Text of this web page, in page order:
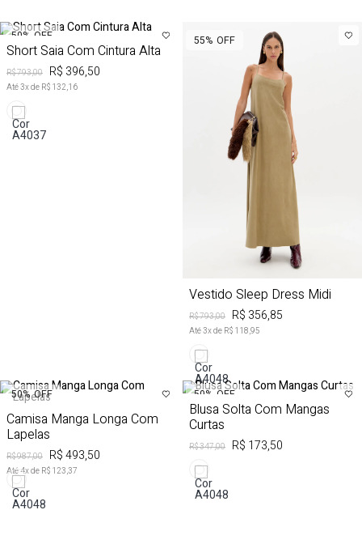
50% OFF
Short Saia Com Cintura Alta
R$ 793,00 R$ 396,50
Até3x de R$ 132,16
55% OFF
Vestido Sleep Dress Midi
R$ 793,00 R$ 356,85
Até3x de R$ 118,95
50% OFF
Camisa Manga Longa Com
Lapelas
R$ 987,00 R$ 493,50
Até4x de R$ 123,37
50% OFF
Blusa Solta Com Mangas
Curtas
R$ 347,00 R$ 173,50